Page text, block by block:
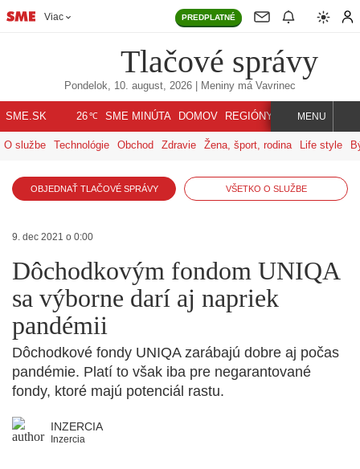
Viac PREDPLATNÉ
Tlačové správy
Pondelok, 10. august, 2026 | Meniny má Vavrinec
SME.SK 26℃ SME MINÚTA DOMOV REGIÓNY INDEX SVET
MENU
O službe Technológie Obchod Zdravie Žena, šport, rodina Life style
OBJEDNAŤ TLAČOVÉ SPRÁVY VŠETKO O SLUŽBE
9. dec 2021 o 0:00
Dôchodkovým fondom UNIQA
sa výborne darí aj napriek
pandémii
Dôchodkové fondy UNIQA zarábajú dobre aj počas
pandémie. Platí to však iba pre negarantované
fondy, ktoré majú potenciál rastu.
INZERCIA
Inzercia